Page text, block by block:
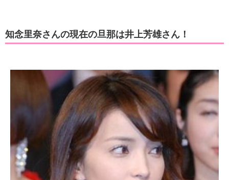
知念里奈さんの現在の旦那は井上芳雄さん！